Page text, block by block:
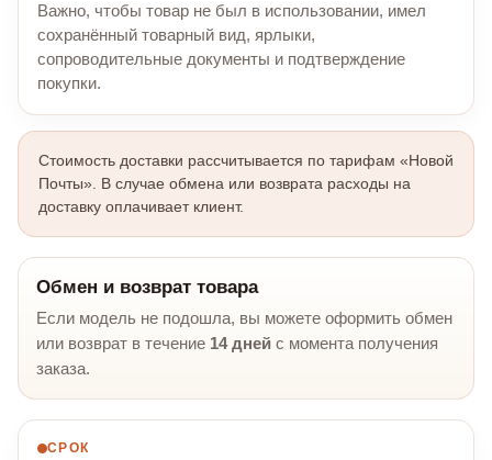
Важно, чтобы товар не был в использовании, имел
сохранённый товарный вид, ярлыки,
сопроводительные документы и подтверждение
покупки.
Стоимость доставки рассчитывается по тарифам «Новой
Почты». В случае обмена или возврата расходы на
доставку оплачивает клиент.
Обмен и возврат товара
Если модель не подошла, вы можете оформить обмен
или возврат в течение 14 дней с момента получения
заказа.
СРОК